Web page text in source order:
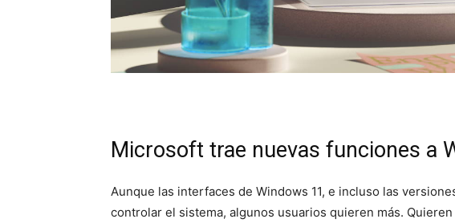
Microsoft trae nuevas funciones a
Aunque las interfaces de Windows 11, e incluso las
controlar el sistema, algunos usuarios quieren más.